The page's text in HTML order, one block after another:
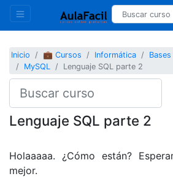
Inicio 💼 Cursos Informática
MySQL
Lenguaje SQL parte 2
Lenguaje SQL parte 2
Holaaaaa. ¿Cómo están?
mejor.